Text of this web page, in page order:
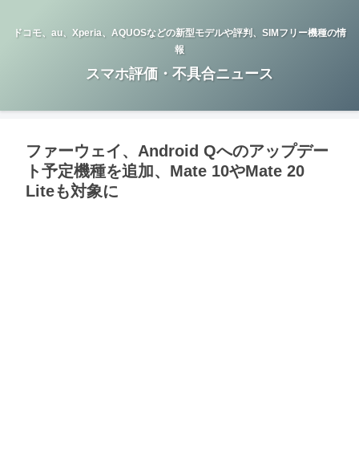
ドコモ、au、Xperia、AQUOSなどの新型モデルや評判、SIMフリー機種の情
報
スマホ評価・不具合ニュース
ファーウェイ、Android Qへのアップデー
ト予定機種を追加、Mate 10やMate 20
Liteも対象に